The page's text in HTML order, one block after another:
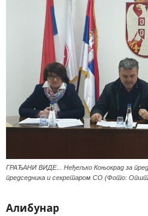
ГРАЂАНИ ВИДЕ... Неђељко Коњокрад за
председника и секретаром СО (Фото:
Алибунар